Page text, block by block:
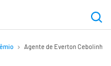
Agente de Everton Cebolinha